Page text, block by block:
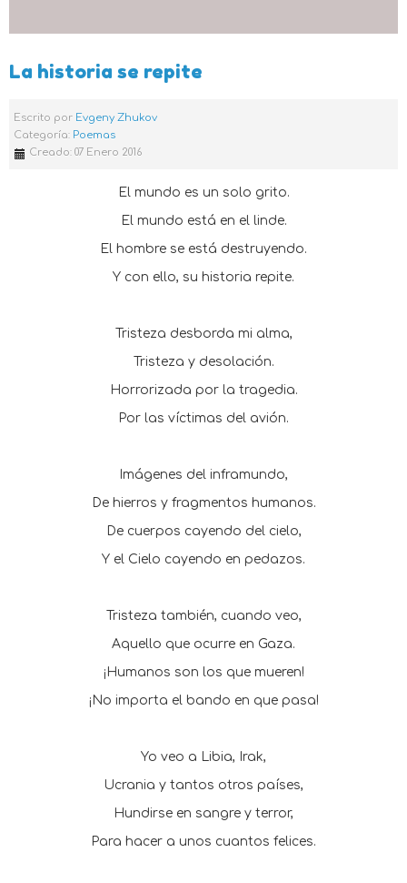
La historia se repite
Escrito por Evgeny Zhukov
Categoría: Poemas
Creado: 07 Enero 2016
El mundo es un solo grito.
El mundo está en el linde.
El hombre se está destruyendo.
Y con ello, su historia repite.
Tristeza desborda mi alma,
Tristeza y desolación.
Horrorizada por la tragedia.
Por las víctimas del avión.
Imágenes del inframundo,
De hierros y fragmentos humanos.
De cuerpos cayendo del cielo,
Y el Cielo cayendo en pedazos.
Tristeza también, cuando veo,
Aquello que ocurre en Gaza.
¡Humanos son los que mueren!
¡No importa el bando en que pasa!
Yo veo a Libia, Irak,
Ucrania y tantos otros países,
Hundirse en sangre y terror,
Para hacer a unos cuantos felices.